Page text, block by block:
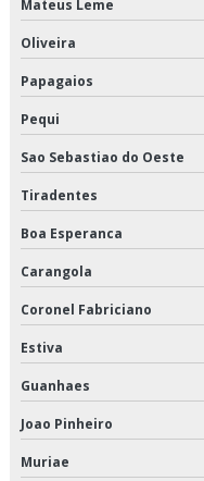
Empresa de transporte
Empresa de transporte
Empresa de transporte
Empresa de transporte
Empresa de transporte
Empresa de transporte
Empresa de transporte
Empresa de transporte e
Mateus Leme
Oliveira
Papagaios
Pequi
Sao Sebastiao do Oeste
Tiradentes
Boa Esperanca
Carangola
Coronel Fabriciano
Estiva
Guanhaes
Joao Pinheiro
Muriae